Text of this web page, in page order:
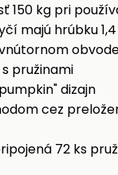
150 kg pri
majú hrúbku
pružinami
dizajn
cez
72 ks